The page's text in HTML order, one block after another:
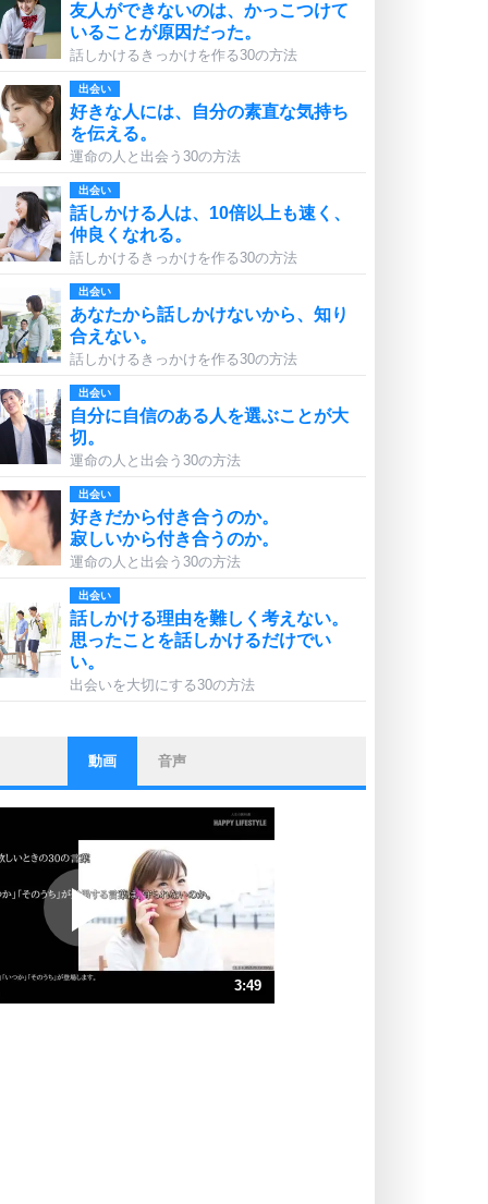
友人ができないのは、かっこつけて
いることが原因だった。
話しかけるきっかけを作る30の方法
出会い
好きな人には、自分の素直な気持ち
を伝える。
運命の人と出会う30の方法
出会い
話しかける人は、10倍以上も速く、
仲良くなれる。
話しかけるきっかけを作る30の方法
出会い
あなたから話しかけないから、知り
合えない。
話しかけるきっかけを作る30の方法
出会い
自分に自信のある人を選ぶことが大
切。
運命の人と出会う30の方法
出会い
好きだから付き合うのか。
寂しいから付き合うのか。
運命の人と出会う30の方法
出会い
話しかける理由を難しく考えない。
思ったことを話しかけるだけでい
い。
出会いを大切にする30の方法
ストレス対策
他人と比べない。
いっそのこと、他人を見ない。
プラス思考
ポジティブになれない原因は、行動
しないから。
ポジティブ思考になる30の方法
ストレス対策
動画 音声
3:49